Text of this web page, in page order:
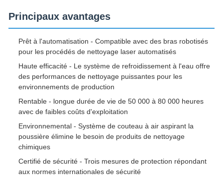
Principaux avantages
Prêt à l'automatisation - Compatible avec des bras robotisés
pour les procédés de nettoyage laser automatisés
Haute efficacité - Le système de refroidissement à l'eau offre
des performances de nettoyage puissantes pour les
environnements de production
Rentable - longue durée de vie de 50 000 à 80 000 heures
avec de faibles coûts d'exploitation
Environnemental - Système de couteau à air aspirant la
poussière élimine le besoin de produits de nettoyage
chimiques
Certifié de sécurité - Trois mesures de protection répondant
aux normes internationales de sécurité